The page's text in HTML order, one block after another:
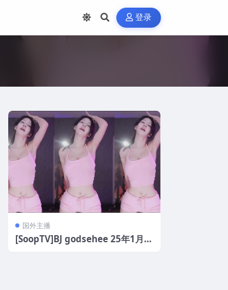
登录
国外主播
[SoopTV]BJ godsehee 25年1月精